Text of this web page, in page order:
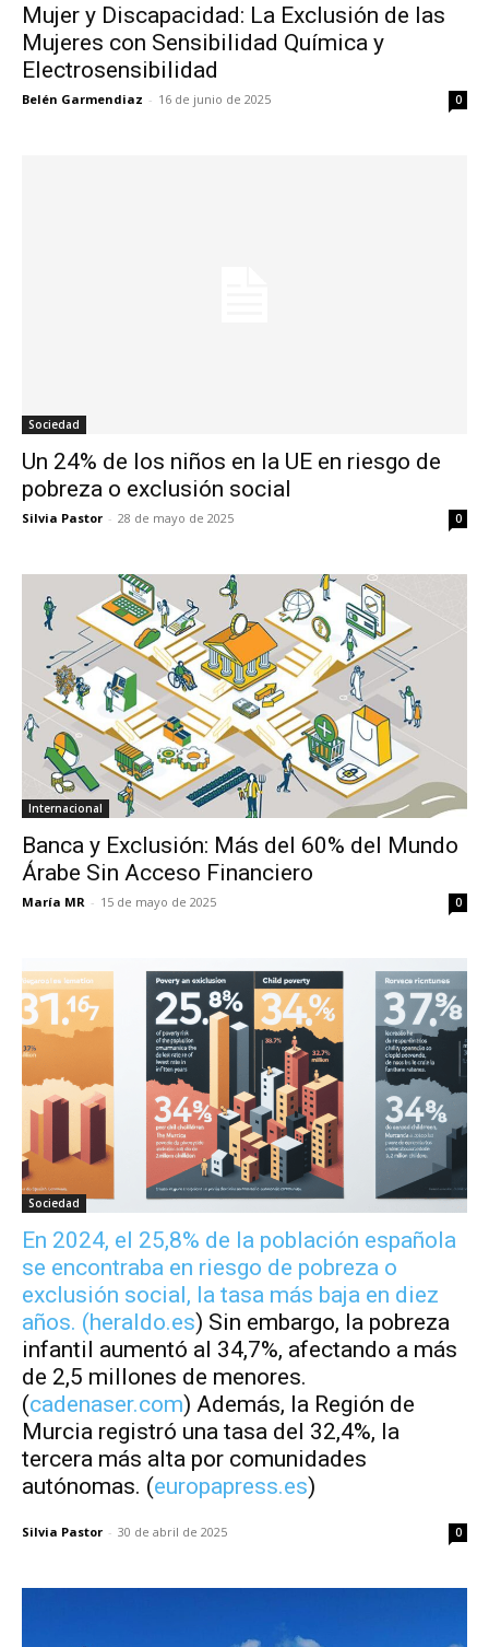
Mujer y Discapacidad: La Exclusión de las
Mujeres con Sensibilidad Química y
Electrosensibilidad
Belén Garmendiaz - 16 de junio de 2025 0
Sociedad
Un 24% de los niños en la UE en riesgo de
pobreza o exclusión social
Silvia Pastor - 28 de mayo de 2025 0
Internacional
Banca y Exclusión: Más del 60% del Mundo
Árabe Sin Acceso Financiero
María MR - 15 de mayo de 2025 0
Sociedad
En 2024, el 25,8% de la población española
se encontraba en riesgo de pobreza o
exclusión social, la tasa más baja en diez
años. (heraldo.es) Sin embargo, la pobreza
infantil aumentó al 34,7%, afectando a más
de 2,5 millones de menores.
(cadenaser.com) Además, la Región de
Murcia registró una tasa del 32,4%, la
tercera más alta por comunidades
autónomas. (europapress.es)
Silvia Pastor - 30 de abril de 2025 0